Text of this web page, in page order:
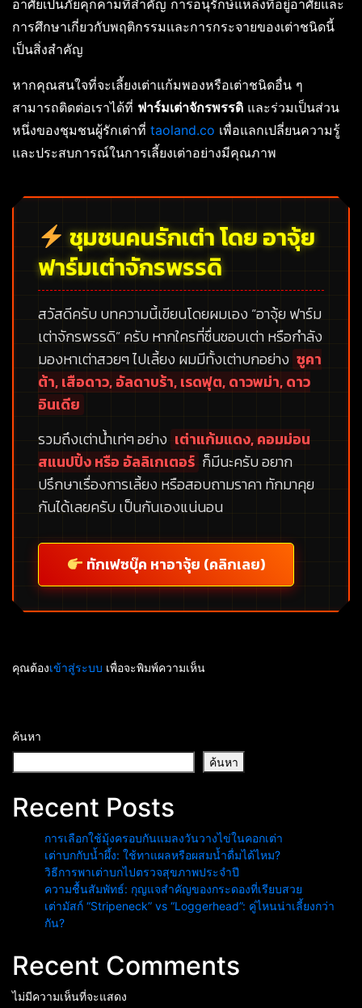
อาศัยเป็นภัยคุกคามที่สำคัญ การอนุรักษ์แหล่งที่อยู่อาศัยและ
การศึกษาเกี่ยวกับพฤติกรรมและการกระจายของเต่าชนิดนี้
เป็นสิ่งสำคัญ
หากคุณสนใจที่จะเลี้ยงเต่าแก้มพองหรือเต่าชนิดอื่น ๆ
สามารถติดต่อเราได้ที่ ฟาร์มเต่าจักรพรรดิ และร่วมเป็นส่วน
หนึ่งของชุมชนผู้รักเต่าที่ taoland.co เพื่อแลกเปลี่ยนความรู้
และประสบการณ์ในการเลี้ยงเต่าอย่างมีคุณภาพ
ชุมชนคนรักเต่า โดย อาจุ้ย
ฟาร์มเต่าจักรพรรดิ
สวัสดีครับ บทความนี้เขียนโดยผมเอง “อาจุ้ย ฟาร์ม
เต่าจักรพรรดิ”ครับ หากใครที่ชื่นชอบเต่า หรือกำลัง
มองหาเต่าสวยๆ ไปเลี้ยง ผมมีทั้งเต่าบกอย่าง ซูคา
ต้า, เสือดาว, อัลดาบร้า, เรดฟุต, ดาวพม่า, ดาว
อินเดีย
รวมถึงเต่าน้ำเท่ๆ อย่าง เต่าแก้มแดง, คอมม่อน
สแนปปิ้ง หรือ อัลลิเกเตอร์ ก็มีนะครับ อยาก
ปรึกษาเรื่องการเลี้ยง หรือสอบถามราคา ทักมาคุย
กันได้เลยครับ เป็นกันเองแน่นอน
ทักเฟซบุ๊ค หาอาจุ้ย (คลิกเลย)
คุณต้องเข้าสู่ระบบ เพื่อจะพิมพ์ความเห็น
ค้นหา
ค้นหา
Recent Posts
การเลือกใช้มุ้งครอบกันแมลงวันวางไข่ในคอกเต่า
เต่าบกกับน้ำผึ้ง: ใช้ทาแผลหรือผสมน้ำดื่มได้ไหม?
วิธีการพาเต่าบกไปตรวจสุขภาพประจำปี
ความชื้นสัมพัทธ์: กุญแจสำคัญของกระดองที่เรียบสวย
เต่ามัสก์ “Stripeneck” vs “Loggerhead”: คู่ไหนน่าเลี้ยงกว่า
กัน?
Recent Comments
ไม่มีความเห็นที่จะแสดง